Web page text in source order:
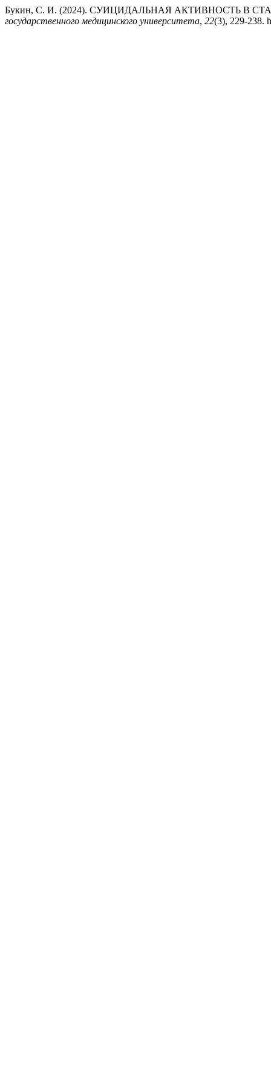
Букин, С. И. (2024). СУИЦИДАЛЬНАЯ АКТИВНОСТЬ В
государственного медицинского университета, 22(3), 229-238.